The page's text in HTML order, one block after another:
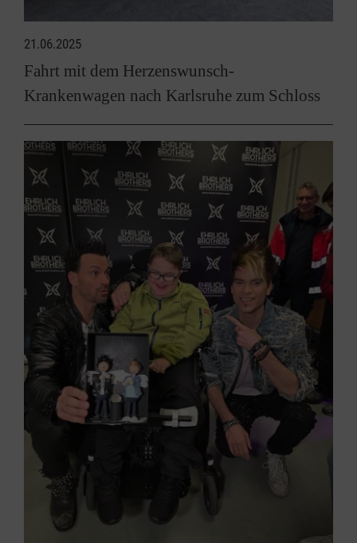
21.06.2025
Fahrt mit dem Herzenswunsch-
Krankenwagen nach Karlsruhe zum Schloss